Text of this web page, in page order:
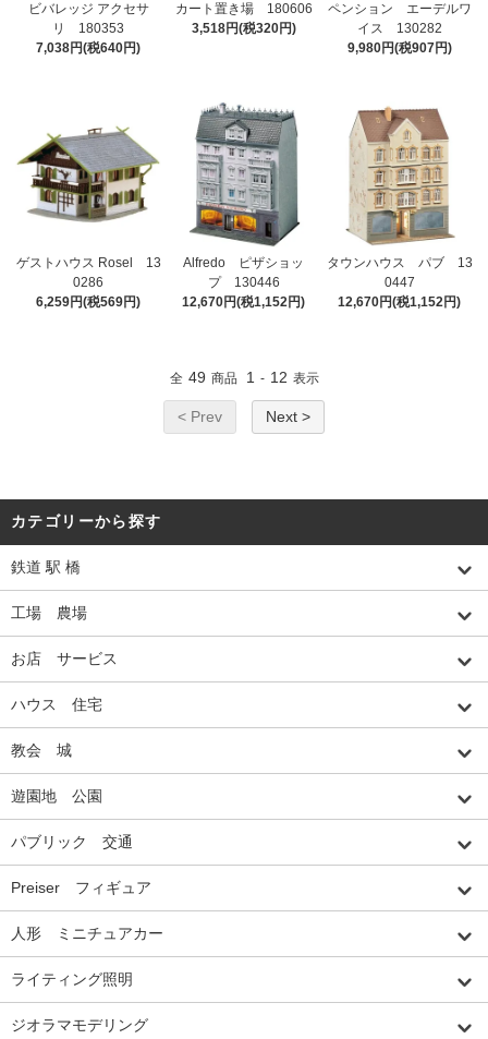
ビバレッジ アクセサ
リ 180353
7,038円(税640円)
カート置き場 180606
3,518円(税320円)
ペンション エーデルワ
イス 130282
9,980円(税907円)
ゲストハウス Rosel 13
0286
6,259円(税569円)
Alfredo ピザショッ
プ 130446
12,670円(税1,152円)
タウンハウス パブ 13
0447
12,670円(税1,152円)
全 49 商品 1 - 12 表示
< Prev Next >
カテゴリーから探す
鉄道 駅 橋
工場 農場
お店 サービス
ハウス 住宅
教会 城
遊園地 公園
パブリック 交通
Preiser フィギュア
人形 ミニチュアカー
ライティング照明
ジオラマモデリング